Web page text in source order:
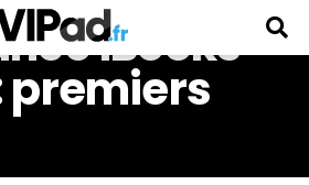
iBooks
premiers